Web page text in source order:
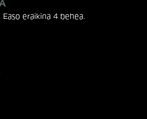
eraikina 4 behea.